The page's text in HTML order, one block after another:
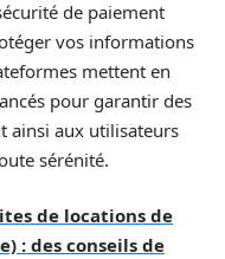
de paiement
vos informations
mettent en
pour garantir des
ainsi aux utilisateurs
sérénité.
de locations de
: des conseils de